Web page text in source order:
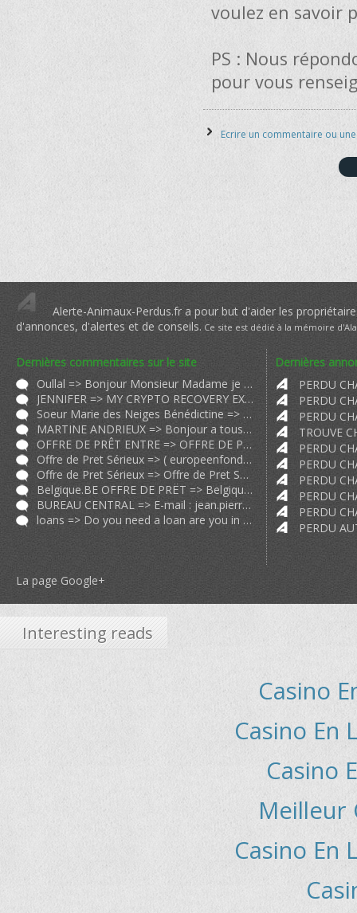
voulez en savoir
PS : Nous
pour vous
Ecrire un commentaire ou
Alerte-Animaux-Perdus.fr a pour but d'aider les
d'annonces, d'alertes et de conseils. Ce site est dédié à la mémoire
Dernières commentaires sur le site
Oullal => Bonjour Monsieur Madame je me présente à vous. Je suis Madame Oull
JENNIFER => MY CRYPTO RECOVERY EXPERIENCE 2024 WARNING: Scammers BEWARE! I'm abou
Soeur Marie des Neiges Bénédictine => Nous venons de trouver un chat semblable au vôtre. Sa photo est sur p
MARTINE ANDRIEUX => Bonjour a tous Victimes Je me suis fait arnaquer et je vous raconte do
OFFRE DE PRÊT ENTRE => OFFRE DE PRÊT ENTRE PARTICULIER SÉRIEUX EN 72H A 0 80 EN FRANCE FR
Offre de Pret Sérieux => ( europeenfondssocial@gmail.com
)
Offre de Pret Sérieux => Offre de Pret Sérieux et Rapide 24H;72h;2 9 particulier.ch particul
Belgique.BE OFFRE DE PRËT => Belgique.BE OFFRE DE PRËT ENTRE PARTICULIER Très sérieux et rapide
BUREAU CENTRAL => E-mail : jean.pierrebrauoirccunit@gmail.com
loans => Do you need a loan are you in debts did your bank say no We offer pers
Dernières
La page Google+
Interesting reads
Casino
Casino En
Casino
Meilleur
Casino En